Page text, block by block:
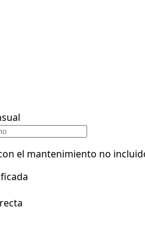
el mantenimiento no